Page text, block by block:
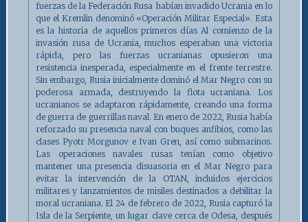
fuerzas de la Federación Rusa habían invadido Ucrania en lo
que el Kremlin denominó «Operación Militar Especial». Esta
es la historia de aquellos primeros días Al comienzo de la
invasión rusa de Ucrania, muchos esperaban una victoria
rápida, pero las fuerzas ucranianas opusieron una
resistencia inesperada, especialmente en el frente terrestre.
Sin embargo, Rusia inicialmente dominó el Mar Negro con su
poderosa armada, destruyendo la flota ucraniana. Los
ucranianos se adaptaron rápidamente, creando una forma
de guerra de guerrillas naval. En enero de 2022, Rusia había
reforzado su presencia naval con buques anfibios, como las
clases Pyotr Morgunov e Ivan Gren, así como submarinos.
Las operaciones navales rusas tenían como objetivo
mantener una presencia disuasoria en el Mar Negro para
evitar la intervención de la OTAN, incluidos ejercicios
militares y lanzamientos de misiles destinados a debilitar la
moral ucraniana. El 24 de febrero de 2022, Rusia capturó la
Isla de la Serpiente, un lugar clave cerca de Odesa, después